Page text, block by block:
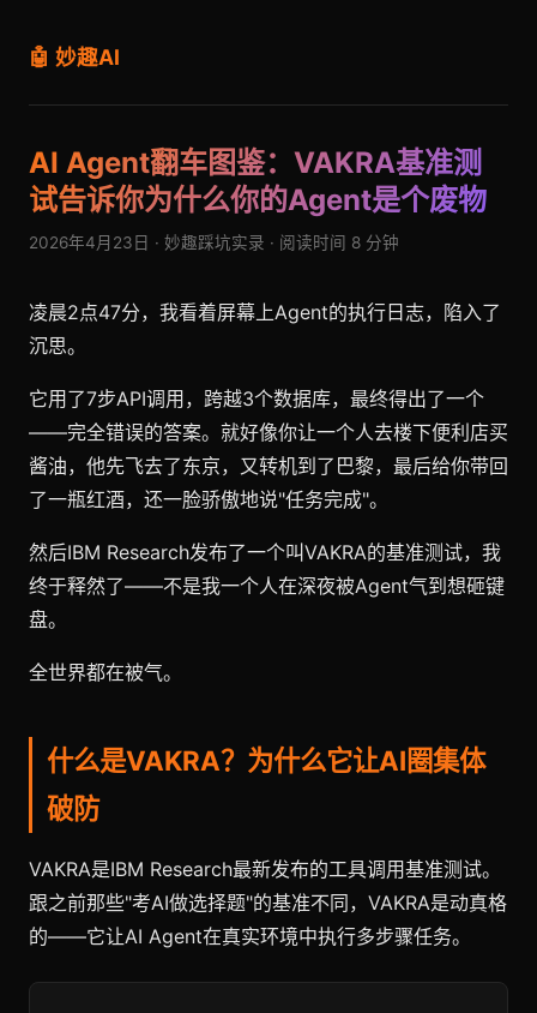
🤖 妙趣AI
AI Agent翻车图鉴：VAKRA基准测
试告诉你为什么你的Agent是个废物
2026年4月23日 · 妙趣踩坑实录 · 阅读时间 8 分钟
凌晨2点47分，我看着屏幕上Agent的执行日志，陷入了
沉思。
它用了7步API调用，跨越3个数据库，最终得出了一个
——完全错误的答案。就好像你让一个人去楼下便利店买
酱油，他先飞去了东京，又转机到了巴黎，最后给你带回
了一瓶红酒，还一脸骄傲地说"任务完成"。
然后IBM Research发布了一个叫VAKRA的基准测试，我
终于释然了——不是我一个人在深夜被Agent气到想砸键
盘。
全世界都在被气。
什么是VAKRA？为什么它让AI圈集体
破防
VAKRA是IBM Research最新发布的工具调用基准测试。
跟之前那些"考AI做选择题"的基准不同，VAKRA是动真格
的——它让AI Agent在真实环境中执行多步骤任务。